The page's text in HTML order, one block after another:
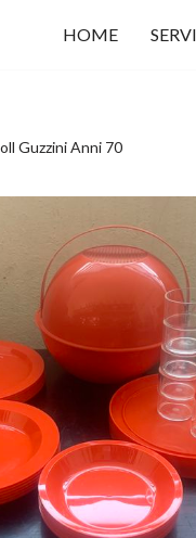
HOME
Guzzini Anni 70